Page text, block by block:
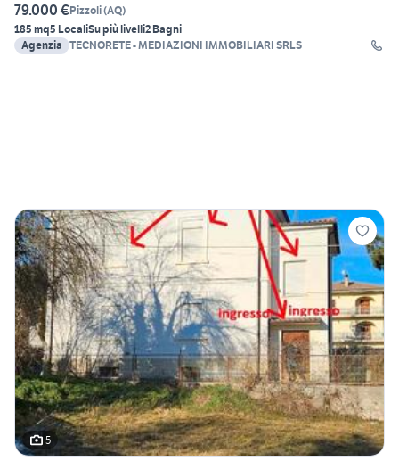
79.000 €Pizzoli(AQ)
185 mq5 LocaliSu più livelli2 Bagni
Agenzia TECNORETE - MEDIAZIONI IMMOBILIARI SRLS
5